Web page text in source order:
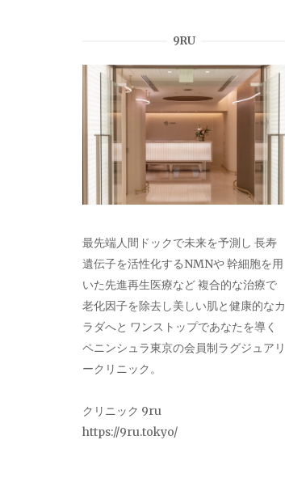
9RU
最先端人間ドックで未来を予測し 長寿
遺伝子を活性化するNMNや 幹細胞を用
いた先進再生医療など 複合的な治療で
老化因子を除去し美しい肌と健康的なカ
ラダへと ワンストップであなたを導く
ペニンシュラ東京の会員制ラグジュアリ
ークリニック。
クリニック 9ru
https://9ru.tokyo/